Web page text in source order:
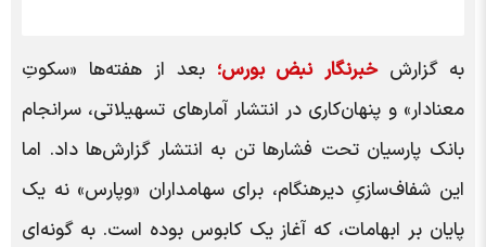
به گزارشخبرنگار نبض بورس؛بعد از هفته‌ها «سکوتِ
معنادار» و پنهان‌کاری در انتشار آمار‌های تسهیلاتی، سرانجام
بانک پارسیان تحت فشار‌ها تن به انتشار گزارش‌ها داد. اما
این شفاف‌سازیِ دیرهنگام، برای سهامداران «وپارس» نه یک
پایان بر ابهامات، که آغاز یک کابوس بوده است. به گونه‌ای